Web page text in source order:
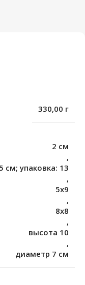
330,00 г
2 см
,
5 см; упаковка: 13
,
5х9
,
8х8
,
высота 10
,
диаметр 7 см